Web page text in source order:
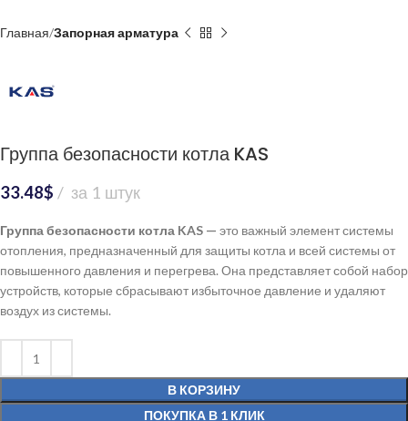
Главная Запорная арматура
Группа безопасности котла KAS
33.48$ за 1 штук
Группа безопасности котла KAS — это важный элемент системы
отопления, предназначенный для защиты котла и всей системы от
повышенного давления и перегрева. Она представляет собой набор
устройств, которые сбрасывают избыточное давление и удаляют
воздух из системы.
В КОРЗИНУ
ПОКУПКА В 1 КЛИК